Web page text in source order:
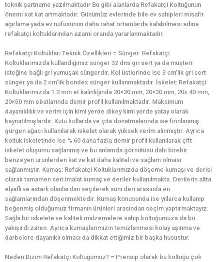
teknik şartname yazılmaktadır Bu gibi alanlarda Refakatçi Koltuğunun
önemi kat kat artmaktadır. Günümüz evlerinde bile ev sahipleri misafir
ağırlama yada ev nüfusunun daha rahat ortamlarda kalabilmesi adına
refakatçi koltuklarından azami oranda yararlanmaktadır.
Refakatçi Koltukları Teknik Özellikleri = Sünger: Refakatçi
Koltuklarımızda kullandığımız sünger 32 dns gri sert ya da müşteri
isteğine bağlı gri yumuşak süngerdir. Kol üstlerinde ise 3 cm’lik gri sert
sünger ya da 2 cm’lik bondex sünger kullanmaktadır. İskelet: Refakatçi
Koltuklarımızda 1.2 mm et kalınlığında 20×20 mm, 20×30 mm, 20x 40 mm,
20×50 mm ebatlarında demir profil kullanılmaktadır. Maksimum
dayanıklılık ve verim için kimi yerde dikey kimi yerde yatay olarak
kaynatılmışlardır. Kutu kollarda ve çıta donatmalarında ise fırınlanmış
gürgen ağacı kullanılarak iskelet olarak yüksek verim alınmıştır. Ayrıca
koltuk iskeletinde ise % 60 daha fazla demir profil kullanılarak çift
iskelet oluşumu sağlanmış ve bu anlamda görnütüsü dahi birebir
benzeyen ürünlerden kat ve kat daha kaliteli ve sağlam olması
sağlanmıştır. Kumaş: Refakatçi Koltuklarımızda döşeme kumaşı ve derisi
olarak tamamen seri imalat kumaş ve deriler kullanılmakta. Derilerin altta
elyaflı ve astarlı olanlardan seçilerek suni deri arasında en
sağlamlarından döşenmektedir. Kumaş konusunda ise yıllarca kullanıp
beğenmiş olduğumuz firmanın ürünleri arasından seçim yaptırmaktayız.
Sağla bir iskelete ve kaliteli malzemelere sahip koltuğumuza da bu
yakışırdı zaten. Ayrıca kumaşlarımızın temizlenmesi kolay aşınma ve
darbelere dayanıklı olması da dikkat ettiğimiz bir başka husustur.
Neden Bizim Refakatçi Koltuğumuz? = Prensip olarak bu koltuğu çok